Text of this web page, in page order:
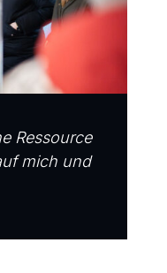
Ressource
mich und